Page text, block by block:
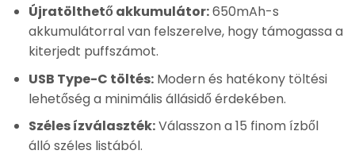
Újratölthető akkumulátor:650mAh-s
akkumulátorral van felszerelve, hogy támogassa a
kiterjedt puffszámot.
USB Type-C töltés:Modern és hatékony töltési
lehetőség a minimális állásidő érdekében.
Széles ízválaszték:Válasszon a 15 finom ízből
álló széles listából.